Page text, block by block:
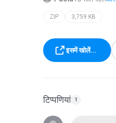
ZIP 3,759 KB
इसमें खोलें...
टिप्पणियां 1